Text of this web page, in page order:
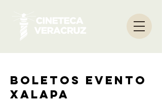
Boletos evento
Xalapa